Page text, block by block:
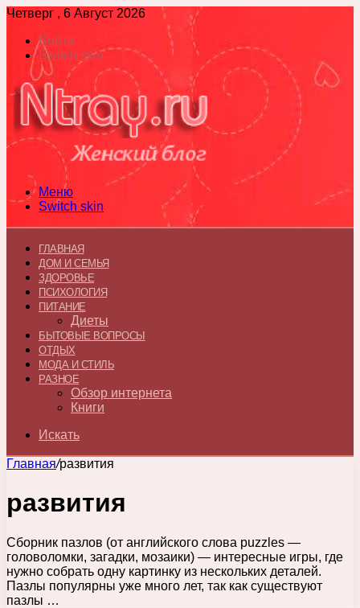
Четверг , 6 Август 2026
Войти
Switch skin
Меню
Switch skin
ГЛАВНАЯ
ДОМ И СЕМЬЯ
ЗДОРОВЬЕ
ПСИХОЛОГИЯ
ПИТАНИЕ
Диеты
БЫТОВЫЕ ВОПРОСЫ
ОТДЫХ
МОДА И СТИЛЬ
РАЗНОЕ
Обзор интернета
Книги
Искать
Главная/развития
развития
Сборник пазлов (от английского слова puzzles —
головоломки, загадки, мозаики) — интересные игры, где
нужно собрать одну картинку из нескольких деталей.
Пазлы популярны уже много лет, так как существуют
пазлы …